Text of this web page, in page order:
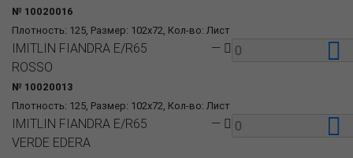
Плотность: 125, Размер: 102x72, Кол-во: Лист
№ 10020016
Плотность: 125, Размер: 102x72, Кол-во: Лист
IMITLIN FIANDRA E/R65
ROSSO
№ 10020013
—
IMITLIN FIANDRA E/R65
VERDE EDERA
—